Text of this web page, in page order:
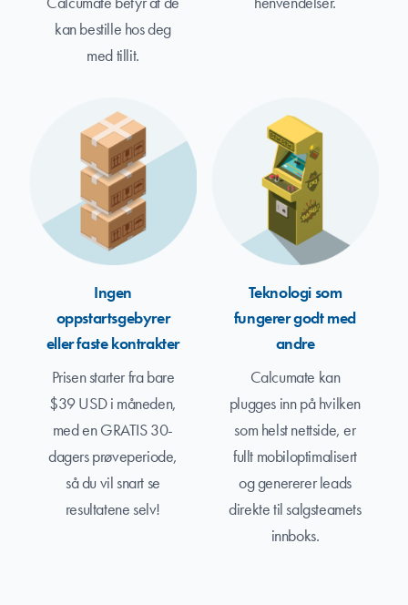
kan bestille hos deg
med tillit.
Ingen
oppstartsgebyrer
eller faste kontrakter
Prisen starter fra bare
$39 USD i måneden,
med en GRATIS 30-
dagers prøveperiode,
så du vil snart se
resultatene selv!
Teknologi som
fungerer godt med
andre
Calcumate kan
plugges inn på hvilken
som helst nettside, er
fullt mobiloptimalisert
og genererer leads
direkte til salgsteamets
innboks.